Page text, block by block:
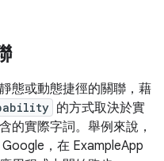
態或動態捷徑的關聯，藉
的方式取決於實
的實際字詞。舉例來說，
，在 ExampleApp